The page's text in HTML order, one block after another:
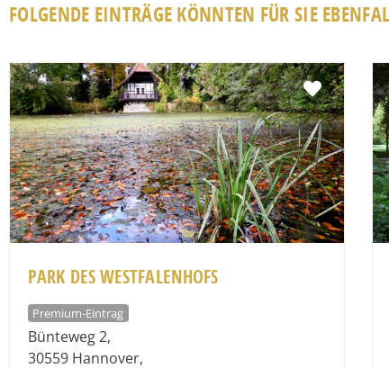
FOLGENDE EINTRÄGE KÖNNTEN FÜR SIE
Favorit
PARK DES WESTFALENHOFS
Premium-Eintrag
Bünteweg 2,
30559 Hannover,